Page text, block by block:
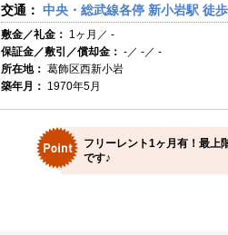
交通： 中央・総武線各停 新小岩駅 徒
敷金／礼金： 1ヶ月／ -
保証金／敷引／償却金： -／ -／ -
所在地： 葛飾区西新小岩
築年月： 1970年5月
フリーレント1ヶ月有！最上
です♪